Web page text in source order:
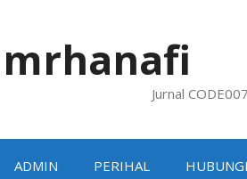
mrhanafi
Jurnal CODE007
ADMIN PERIHAL HUBUNGI